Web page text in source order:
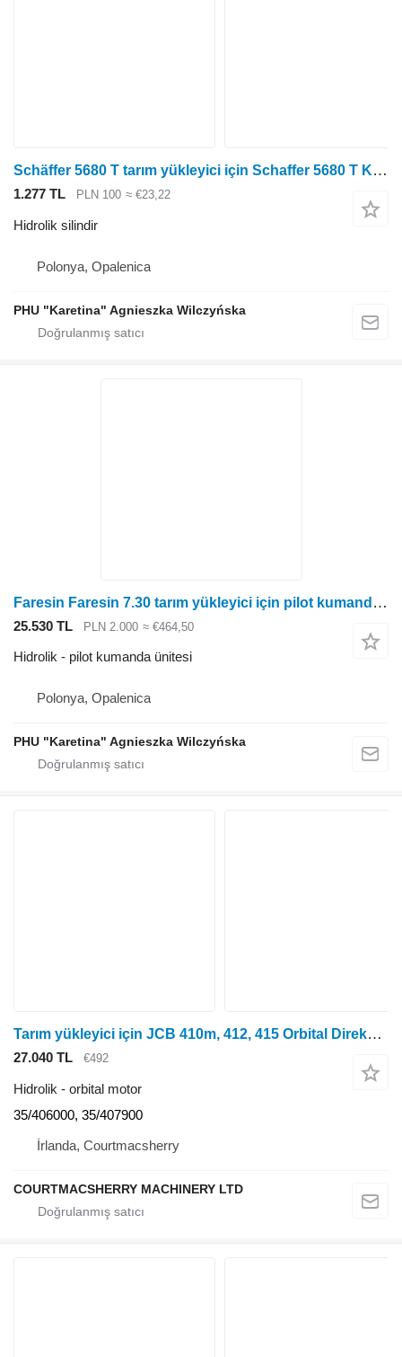
Schäffer 5680 T tarım yükleyici için Schaffer 5680 T Kaldırma Silindiri Uzatma Silindiri Parçaları hidrolik silindir
1.277 TL PLN 100 ≈ €23,22
Hidrolik silindir
Polonya, Opalenica
PHU "Karetina" Agnieszka Wilczyńska
Faresin Faresin 7.30 tarım yükleyici için pilot kumanda ünitesi
25.530 TL PLN 2.000 ≈ €464,50
Hidrolik - pilot kumanda ünitesi
Polonya, Opalenica
PHU "Karetina" Agnieszka Wilczyńska
Tarım yükleyici için JCB 410m, 412, 415 Orbital Direksiyon Valfi 150-1061, 35/406000, 35/40 orbital motor
27.040 TL €492
Hidrolik - orbital motor
35/406000, 35/407900
İrlanda, Courtmacsherry
COURTMACSHERRY MACHINERY LTD